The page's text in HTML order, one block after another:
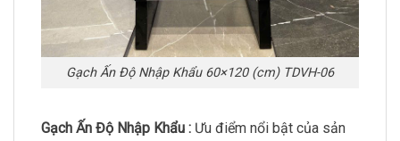
Gạch Ấn Độ Nhập Khẩu 60×120 (cm) TDVH-06
Gạch Ấn Độ Nhập Khẩu : Ưu điểm nổi bật của sản